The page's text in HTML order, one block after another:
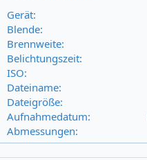
Gerät
Blende
Brennweite
Belichtungszeit
ISO
Dateiname
Dateigröße
Aufnahmedatum
Abmessungen